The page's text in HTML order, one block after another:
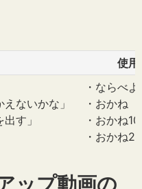
使用
えないかな」
す」
・ならべ
・おかね
・おかね
・おかね
ップ動画の